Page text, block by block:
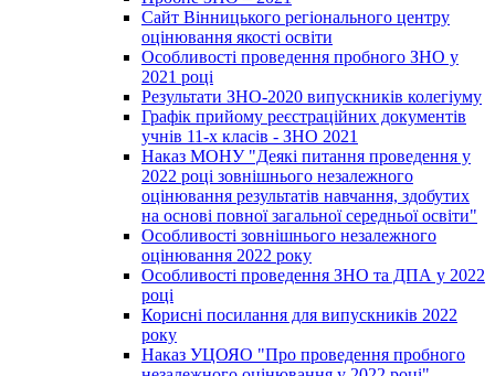
Сайт Вінницького регіонального центру
оцінювання якості освіти
Особливості проведення пробного ЗНО у
2021 році
Результати ЗНО-2020 випускників колегіуму
Графік прийому реєстраційних документів
учнів 11-х класів - ЗНО 2021
Наказ МОНУ "Деякі питання проведення у
2022 році зовнішнього незалежного
оцінювання результатів навчання, здобутих
на основі повної загальної середньої освіти"
Особливості зовнішнього незалежного
оцінювання 2022 року
Особливості проведення ЗНО та ДПА у 2022
році
Корисні посилання для випускників 2022
року
Наказ УЦОЯО "Про проведення пробного